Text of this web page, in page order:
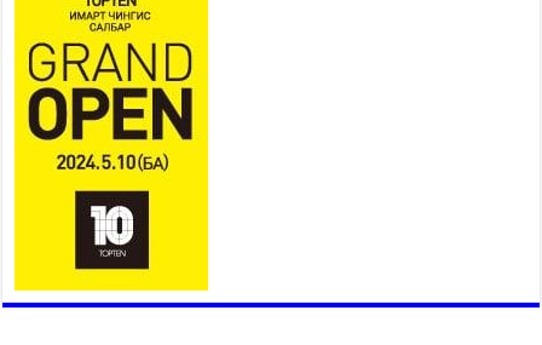
ӨРГӨЖҮҮЛНЭ
2026 оны 7 сар 21 / 16 цаг 34 минут
26,992 суралцагч хотхоны бага сургуульд, 8100
суралцагч төрөлжсөн ахлах сургуульд
суралцана
2026 оны 7 сар 21 / 13 цаг 43 минут
тээврийн зохицуулалт, сургууль, цэцэрлэг, зах,
худалдааны төвийн ажиллах хуваарийг гаргаж,
иргэдэд мэдээлэхийг үүрэг болголоо
2026 оны 7 сар 21 / 11 цаг 59 минут
Гэр бүлийн хэрэг шүүхэд хянан шийдвэрлэх